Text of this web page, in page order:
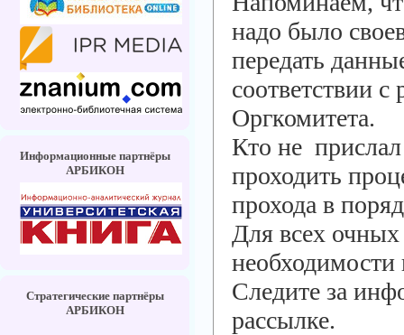
Информационные партнёры
АРБИКОН
Стратегические партнёры
АРБИКОН
надо было
передать
соответствии
Оргкомитета.
Кто не прислал
проходить
прохода в
Для всех
необходимости
Следите за
рассылке.